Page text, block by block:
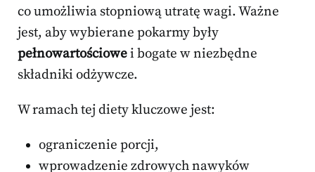
co umożliwia stopniową utratę wagi. Ważne
jest, aby wybierane pokarmy były
pełnowartościowei bogate w niezbędne
składniki odżywcze.
W ramach tej diety kluczowe jest:
ograniczenie porcji,
wprowadzenie zdrowych nawyków